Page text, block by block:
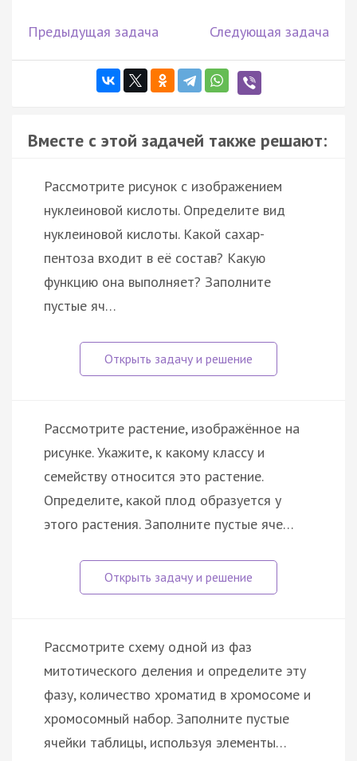
Предыдущая задача Следующая задача
Вместе с этой задачей также решают:
Рассмотрите рисунок с изображением
нуклеиновой кислоты. Определите вид
нуклеиновой кислоты. Какой сахар-
пентоза входит в её состав? Какую
функцию она выполняет? Заполните
пустые яч…
Рассмотрите растение, изображённое на
рисунке. Укажите, к какому классу и
семейству относится это растение.
Определите, какой плод образуется у
этого растения. Заполните пустые яче…
Рассмотрите схему одной из фаз
митотического деления и определите эту
фазу, количество хроматид в хромосоме и
хромосомный набор. Заполните пустые
ячейки таблицы, используя элементы…